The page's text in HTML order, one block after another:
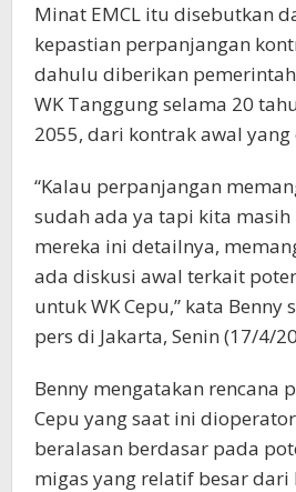
Minat EMCL itu disebutkan
kepastian perpanjangan
dahulu diberikan
WK Tanggung selama 20
2055, dari kontrak awal
“Kalau perpanjangan
sudah ada ya tapi kita
mereka ini detailnya,
ada diskusi awal terkait
untuk WK Cepu,” kata Benny
pers di Jakarta, Senin (17/4/
Benny mengatakan rencana
Cepu yang saat ini
beralasan berdasar pada
migas yang relatif besar dari